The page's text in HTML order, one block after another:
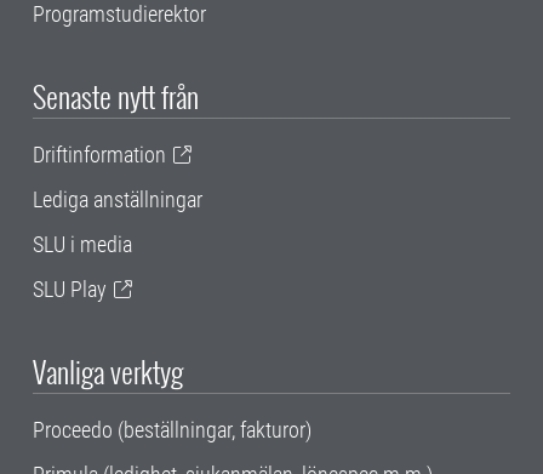
Programstudierektor
Senaste nytt från
Driftinformation
Lediga anställningar
SLU i media
SLU Play
Vanliga verktyg
Proceedo (beställningar, fakturor)